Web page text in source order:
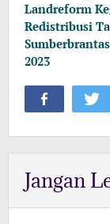
Landreform
Redistribusi
2023
Jangan